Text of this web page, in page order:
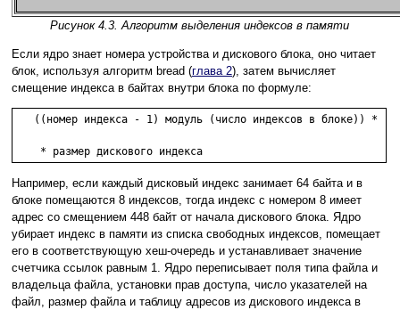
Рисунок 4.3. Алгоритм выделения индексов в памяти
Если ядро знает номера устройства и дискового блока, оно читает
блок, используя алгоритм bread (глава 2), затем вычисляет
смещение индекса в байтах внутри блока по формуле:
   ((номер индекса - 1) модуль (число индексов в блоке)) *
    * размер дискового индекса
Например, если каждый дисковый индекс занимает 64 байта и в
блоке помещаются 8 индексов, тогда индекс с номером 8 имеет
адрес со смещением 448 байт от начала дискового блока. Ядро
убирает индекс в памяти из списка свободных индексов, помещает
его в соответствующую хеш-очередь и устанавливает значение
счетчика ссылок равным 1. Ядро переписывает поля типа файла и
владельца файла, установки прав доступа, число указателей на
файл, размер файла и таблицу адресов из дискового индекса в